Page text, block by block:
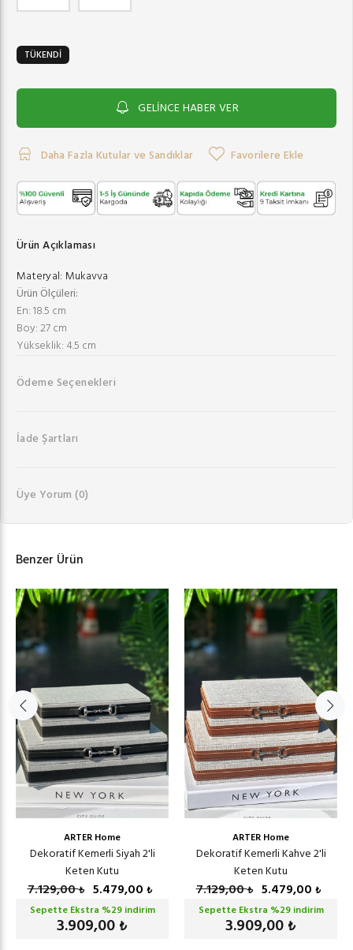
TÜKENDİ
GELİNCE HABER VER
Daha Fazla Kutular ve Sandıklar Favorilere Ekle
Ürün Açıklaması
Materyal: Mukavva
Ürün Ölçüleri:
En: 18.5 cm
Boy: 27 cm
Yükseklik: 4.5 cm
Ödeme Seçenekleri
İade Şartları
Üye Yorum(0)
Benzer Ürün
ARTER Home
Dekoratif Kemerli Siyah 2'li
Keten Kutu
7.129,00₺ 5.479,00 ₺
Sepette Ekstra %29indirim
3.909,00 ₺
ARTER Home
Dekoratif Kemerli Kahve 2'li
Keten Kutu
7.129,00₺ 5.479,00 ₺
Sepette Ekstra %29indirim
3.909,00 ₺